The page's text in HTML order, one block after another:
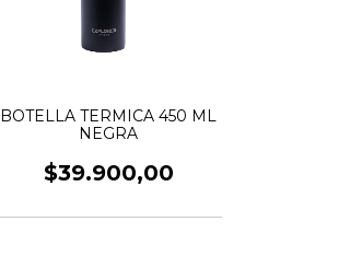
BOTELLA TERMICA 450 ML
NEGRA
$39.900,00